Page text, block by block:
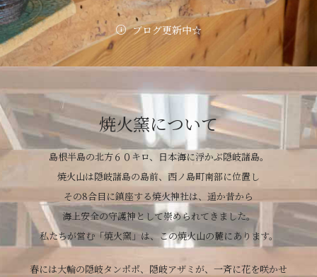
ブログ更新中☆
焼火窯について
島根半島の北方６０キロ、日本海に浮かぶ隠岐諸島。
焼火山は隠岐諸島の島前、西ノ島町南部に位置し
その8合目に鎮座する焼火神社は、遥か昔から
海上安全の守護神として崇められてきました。
私たちが営む「焼火窯」は、この焼火山の麓にあります。
春には大輪の隠岐タンポポ、隠岐アザミが、一斉に花を咲かせ